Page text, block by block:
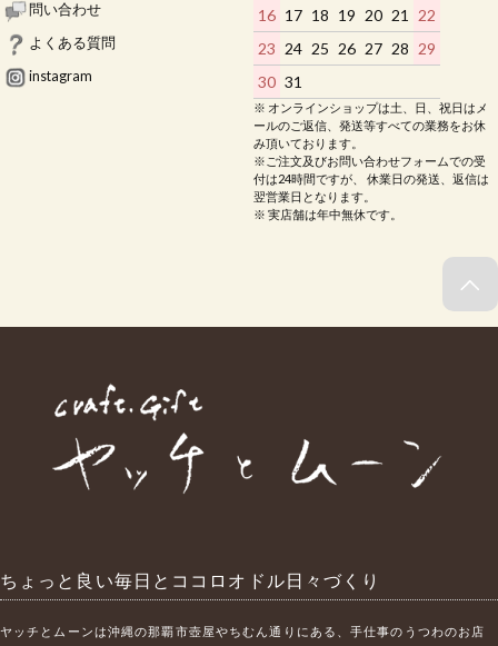
問い合わせ
よくある質問
instagram
16 17 18 19 20 21
22
23 24 25 26 27 28 29
30 31
※ オンラインショップは土、日、祝日はメ
ールのご返信、発送等すべての業務をお休
み頂いております。
※ご注文及びお問い合わせフォームでの受
付は24時間ですが、 休業日の発送、返信は
翌営業日となります。
※ 実店舗は年中無休です。
ちょっと良い毎日とココロオドル日々づくり
ヤッチとムーンは沖縄の那覇市壺屋やちむん通りにある、手仕事のうつわのお店